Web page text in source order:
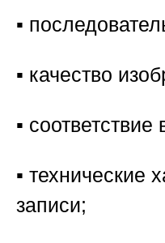
▪️
▪️ качество
▪️
▪️ технические
записи;